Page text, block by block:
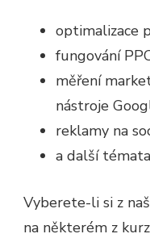
optimalizace
fungování
měření
nástroje
reklamy na
a další
Vyberete-li si z
na některém z